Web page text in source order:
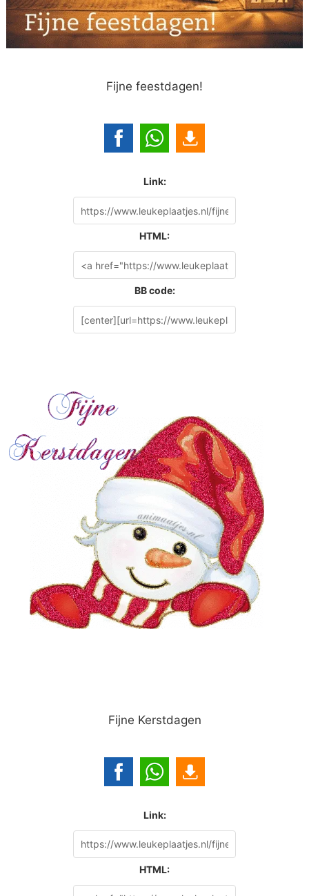
Fijne feestdagen!
Link:
HTML:
BB code:
Fijne Kerstdagen
Link:
HTML: